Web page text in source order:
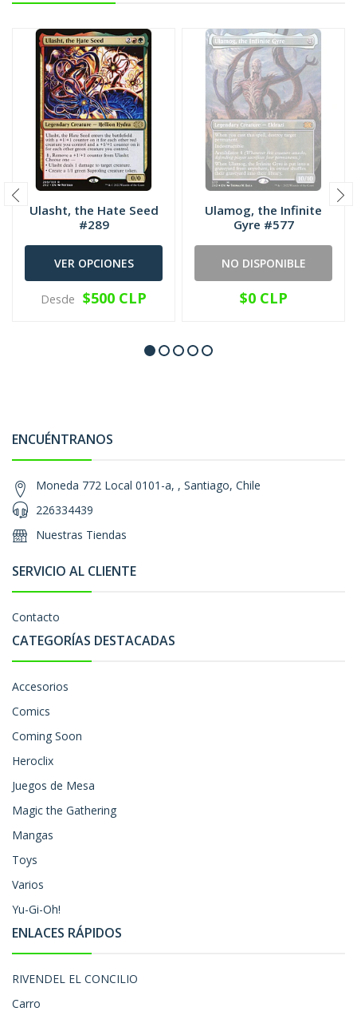
Ulasht, the Hate Seed
#289
VER OPCIONES
Desde $500 CLP
Ulamog, the Infinite
Gyre #577
NO DISPONIBLE
$0 CLP
ENCUÉNTRANOS
Moneda 772 Local 0101-a, , Santiago, Chile
226334439
Nuestras Tiendas
SERVICIO AL CLIENTE
Contacto
CATEGORÍAS DESTACADAS
Accesorios
Comics
Coming Soon
Heroclix
Juegos de Mesa
Magic the Gathering
Mangas
Toys
Varios
Yu-Gi-Oh!
ENLACES RÁPIDOS
RIVENDEL EL CONCILIO
Carro